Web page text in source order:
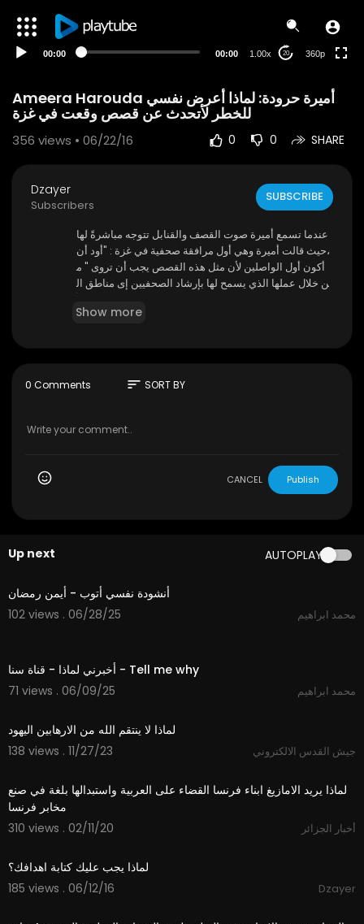
00:00 00:00 1.00x 20 360p
Ameera Harouda أميرة حرودة: لماذا أعرض نفسي
للخطر لأتحدث عن قصص وقعت في غزة
356 views • 06/22/16 0 0 SHARE
Dzayer
Subscribers
SUBSCRIBE
عندما تسمع أميرة صوت القصف والقنابل تتوجه مباشرةً لها
،حيث قالت أميرة وهي أول مرافقة صحفية في غزة : "أود أن
أكون أول الواصلين لأن مثل هذه القصص يجب أن تروى " م
ن خلال عملها الذي يسمح لها بإرشاد الصحفيين إى مناطق ال
وضاع المأساوية فيها تكن لها كل الحب والاحترام ، شاهد ماال
Show more
0 Comments sort SORT BY
CANCEL Publish
Up next AUTOPLAY
2:12
أنشودة نفسي أتوب - أيمن رمضان
102 views . 06/28/25
محمد ابراهيم
أخبرني لماذا - قناة سنا - Tell me why
71 views . 06/09/25
محمد ابراهيم
لماذا لا ينتقم الله من الارهابين اليهود
138 views . 11/27/23
جيش القدس الالكتروني
لماذا يريد الامازيغ ابناء فرنسا القضاء على العربية واستبدالها بلغة في صنع
مخابر فرنسا
310 views . 02/11/20
أخبار الجزائر
لماذا يجب عليك كتابة اهدافك؟
185 views . 06/12/16
Dzayer